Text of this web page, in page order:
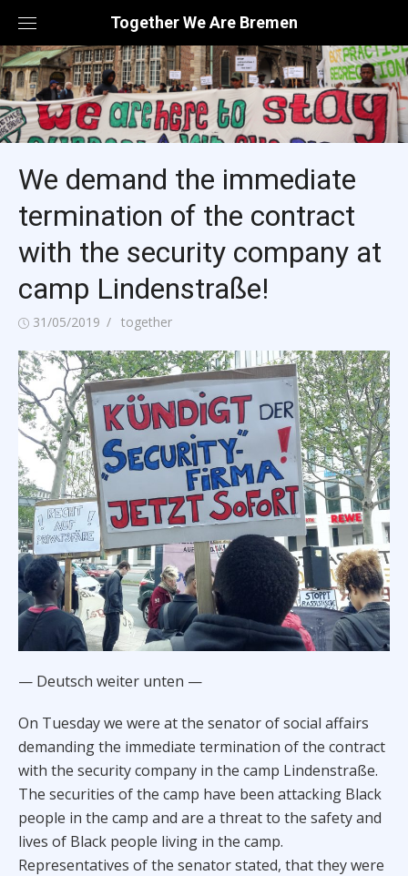
content
Together We Are Bremen
We demand the immediate
termination of the contract
with the security company at
camp Lindenstraße!
Posted
31/05/2019 Author
together
— Deutsch weiter unten —
On Tuesday we were at the senator of social affairs
demanding the immediate termination of the contract
with the security company in the camp Lindenstraße.
The securities of the camp have been attacking Black
people in the camp and are a threat to the safety and
lives of Black people living in the camp.
Representatives of the senator stated, that they were